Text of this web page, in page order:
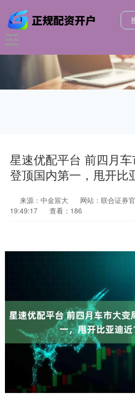
星速优配平台 前四月
登顶国内第一，甩开比
来源：中金宸大 网站：联合证券
19:49:17
查看：186